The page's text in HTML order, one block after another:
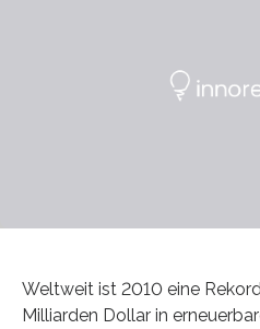
Weltweit ist 2010 eine
Milliarden Dollar in